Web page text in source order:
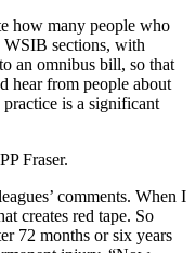
how many people who
WSIB sections, with
an omnibus bill, so that
hear from people about
is a significant
Fraser.
comments. When I
creates red tape. So
72 months or six years